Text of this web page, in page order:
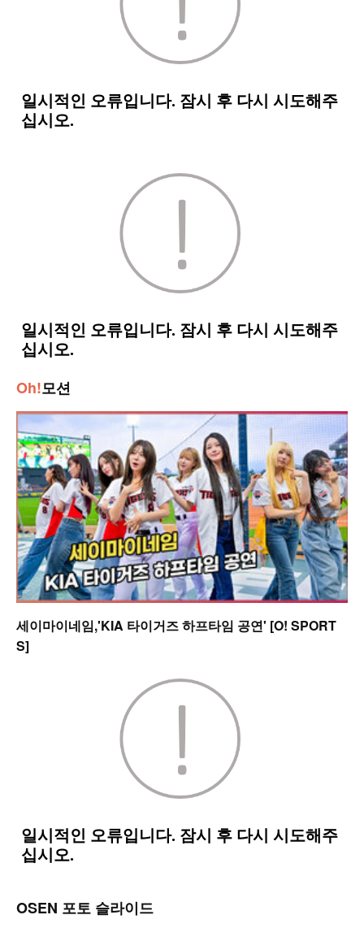
Oh!모션
세이마이네임,'KIA 타이거즈 하프타임 공연' [O! SPORT
S]
OSEN 포토 슬라이드